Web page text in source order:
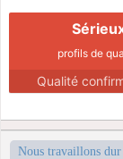
profils de
Qualité
Nous travaillons